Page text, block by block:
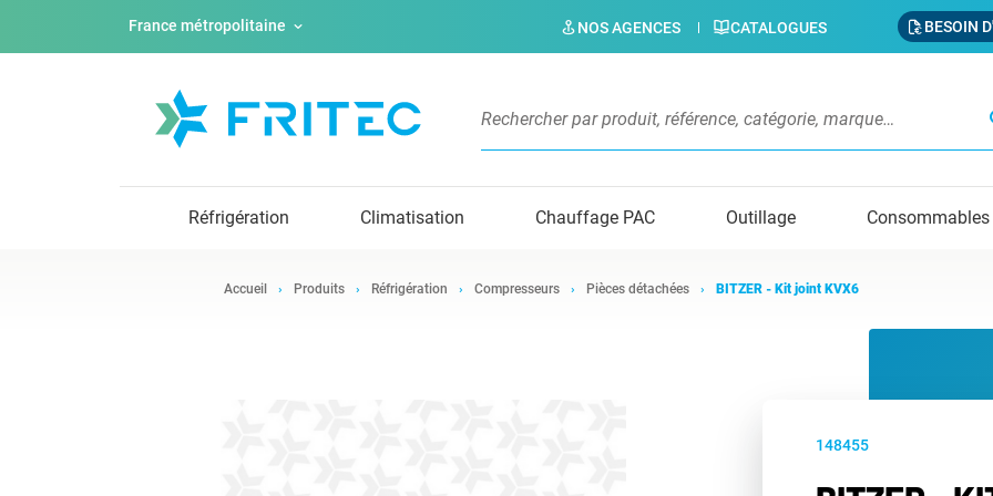
France métropolitaine NOS AGENCES CATALOGUES BESOIN
Réfrigération Climatisation Chauffage PAC Outillage Consommables
Accueil Produits Réfrigération Compresseurs Pièces détachées BITZER - Kit joint KVX6
148455